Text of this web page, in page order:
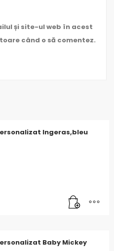
și site-ul web în acest
când o să comentez.
Ingeras,bleu
Baby Mickey